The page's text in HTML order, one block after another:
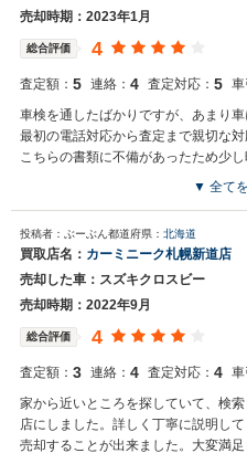
同、またのご利用お待ちしておりま
売却時期：2023年1月
総合評価 4
査定額： 5 連絡： 4 査定対応： 5 車
車検を通したばかりですが、あまり
最初の電話対応から査定まで親切な
こちらの書類に不備があったため少
日数がかかるかの説明が欲しかった。
買取店からの返信
お世話になっております。 株式会
度はネクステージをご利用いただ
た。 また、説明不足があったよう
頂きました、貴重なご意見を真摯
幸いでございます。 今後とも宜し
▼ 全て
投稿者：ぶーぶん都道府県： 北海道
買取店名： カーミニーク札幌新道店
売却した車：スズキクロスビー
売却時期：2022年9月
総合評価 4
査定額： 3 連絡： 4 査定対応： 4 車
家から近いところを探していて、検
店にしました。詳しく丁寧に説明し
売却することが出来ました。大変満